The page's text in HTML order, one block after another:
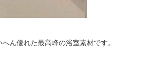
ん優れた最高峰の浴室素材です。